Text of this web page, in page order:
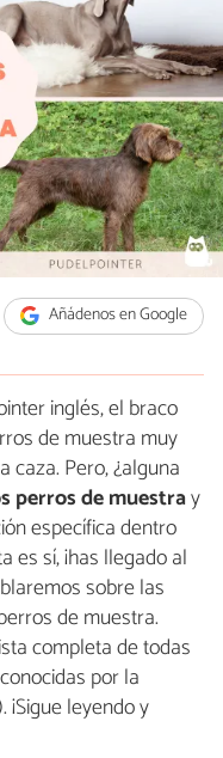
Añádenos en Google
inglés, el braco
de muestra muy
caza. Pero, ¿alguna
perros de muestray
específica dentro
es sí, ¡has llegado al
sobre las
de muestra.
completa de todas
por la
¡Sigue leyendo y